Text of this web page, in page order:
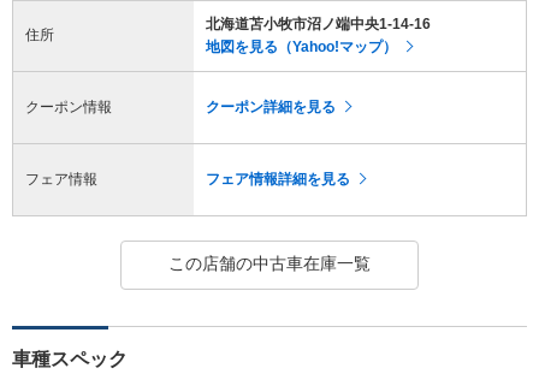
住所
北海道苫小牧市沼ノ端中央1-14-16
地図を見る（Yahoo!マップ）
クーポン情報 クーポン詳細を見る
フェア情報 フェア情報詳細を見る
この店舗の中古車在庫一覧
車種スペック